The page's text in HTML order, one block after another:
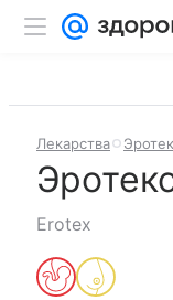
Лекарства
Erotex